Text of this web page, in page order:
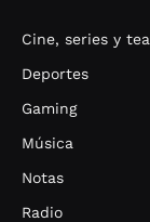
Cine, series y
Deportes
Gaming
Música
Notas
Radio